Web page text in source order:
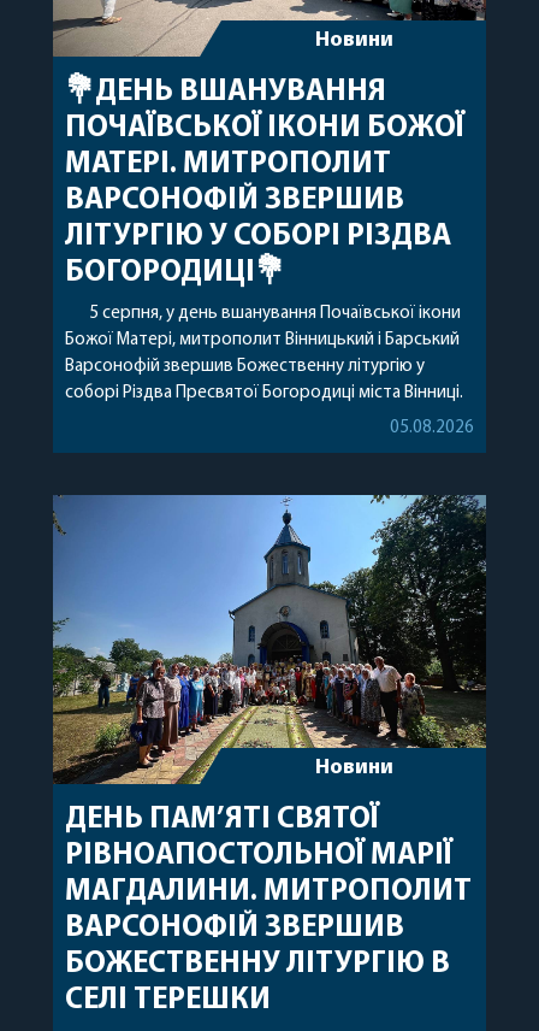
Новини
💐ДЕНЬ ВШАНУВАННЯ
ПОЧАЇВСЬКОЇ ІКОНИ БОЖОЇ
МАТЕРІ. МИТРОПОЛИТ
ВАРСОНОФІЙ ЗВЕРШИВ
ЛІТУРГІЮ У СОБОРІ РІЗДВА
БОГОРОДИЦІ💐
5 серпня, у день вшанування Почаївської ікони
Божої Матері, митрополит Вінницький і Барський
Варсонофій звершив Божественну літургію у
соборі Різдва Пресвятої Богородиці міста Вінниці.
Його Високопреосвященству співслужили
священному сані. Під час богослужіння підносилися
особливі молитви за мир в Україні, за воїнів, які
05.08.2026
Новини
ДЕНЬ ПАМ’ЯТІ СВЯТОЇ
РІВНОАПОСТОЛЬНОЇ МАРІЇ
МАГДАЛИНИ. МИТРОПОЛИТ
ВАРСОНОФІЙ ЗВЕРШИВ
БОЖЕСТВЕННУ ЛІТУРГІЮ В
СЕЛІ ТЕРЕШКИ